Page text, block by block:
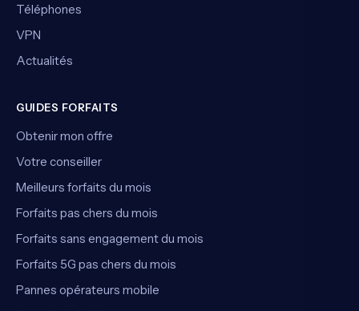
Téléphones
VPN
Actualités
GUIDES FORFAITS
Obtenir mon offre
Votre conseiller
Meilleurs forfaits du mois
Forfaits pas chers du mois
Forfaits sans engagement du mois
Forfaits 5G pas chers du mois
Pannes opérateurs mobile